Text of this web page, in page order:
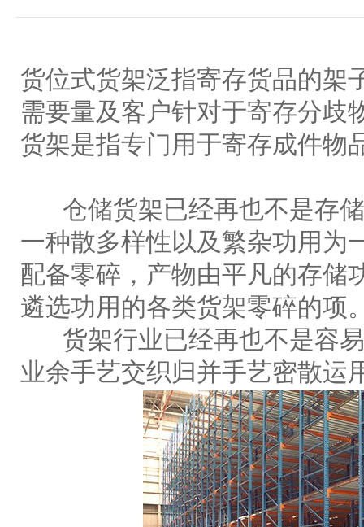
货位式货架泛指寄存货品的架
需要量及客户针对于寄存分歧
货架是指专门用于寄存成件物
仓储货架已经再也不是存储
一种散多样性以及繁杂功用为
配备零碎，产物由平凡的存储
遴选功用的各类货架零碎的项
货架行业已经再也不是容易
业余手艺交织归并手艺密散运